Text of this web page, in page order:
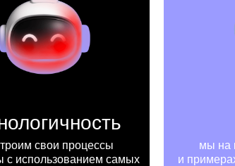
свои процессы
с использованием самых
мы на
и